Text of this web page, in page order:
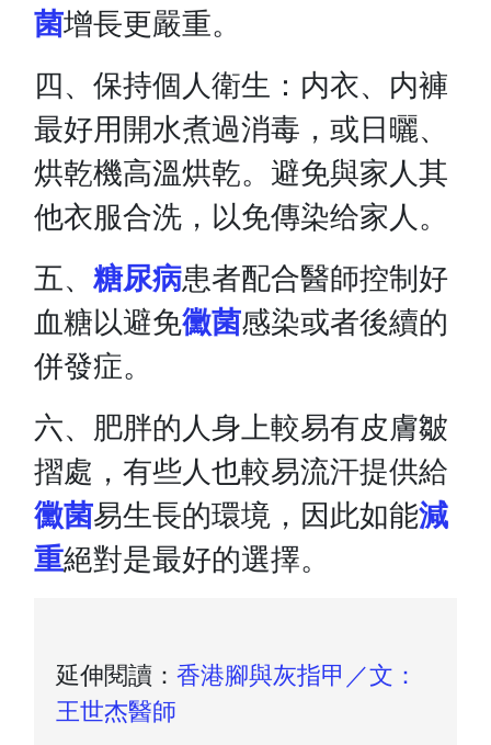
菌增長更嚴重。
四、保持個人衛生：内衣、内褲
最好用開水煮過消毒，或日曬、
烘乾機高溫烘乾。避免與家人其
他衣服合洗，以免傳染给家人。
五、糖尿病患者配合醫師控制好
血糖以避免黴菌感染或者後續的
併發症。
六、肥胖的人身上較易有皮膚皺
摺處，有些人也較易流汗提供給
黴菌易生長的環境，因此如能減
重絕對是最好的選擇。
延伸閱讀：香港腳與灰指甲／文：
王世杰醫師